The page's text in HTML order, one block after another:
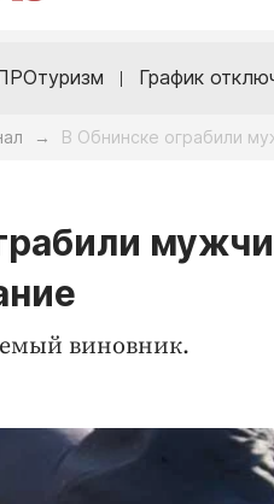
График
→ В Обнинске ограбили
виновник.